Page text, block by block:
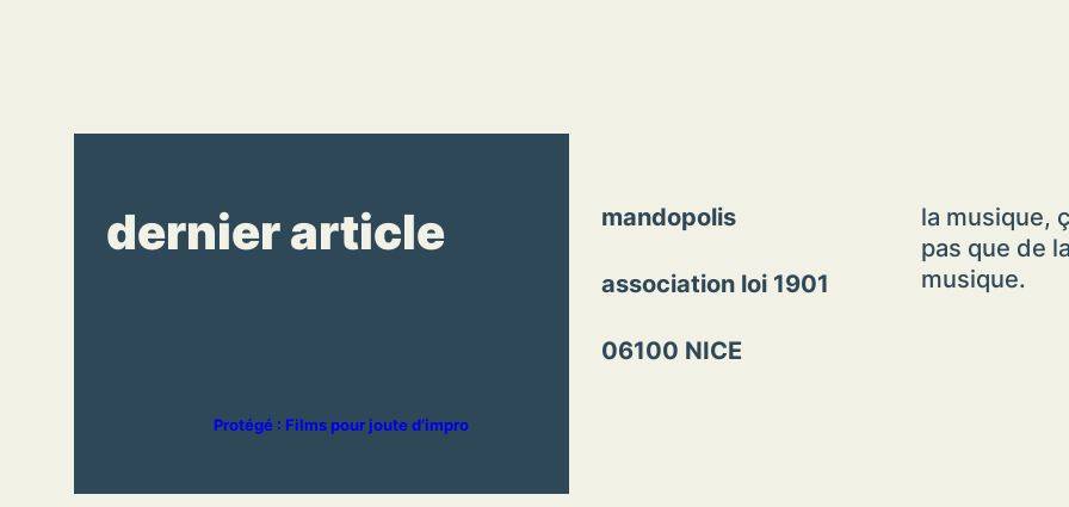
dernier article
Protégé : Films pour joute d’impro
mandopolis
association loi 1901
06100 NICE
la musique,
pas que de
musique.